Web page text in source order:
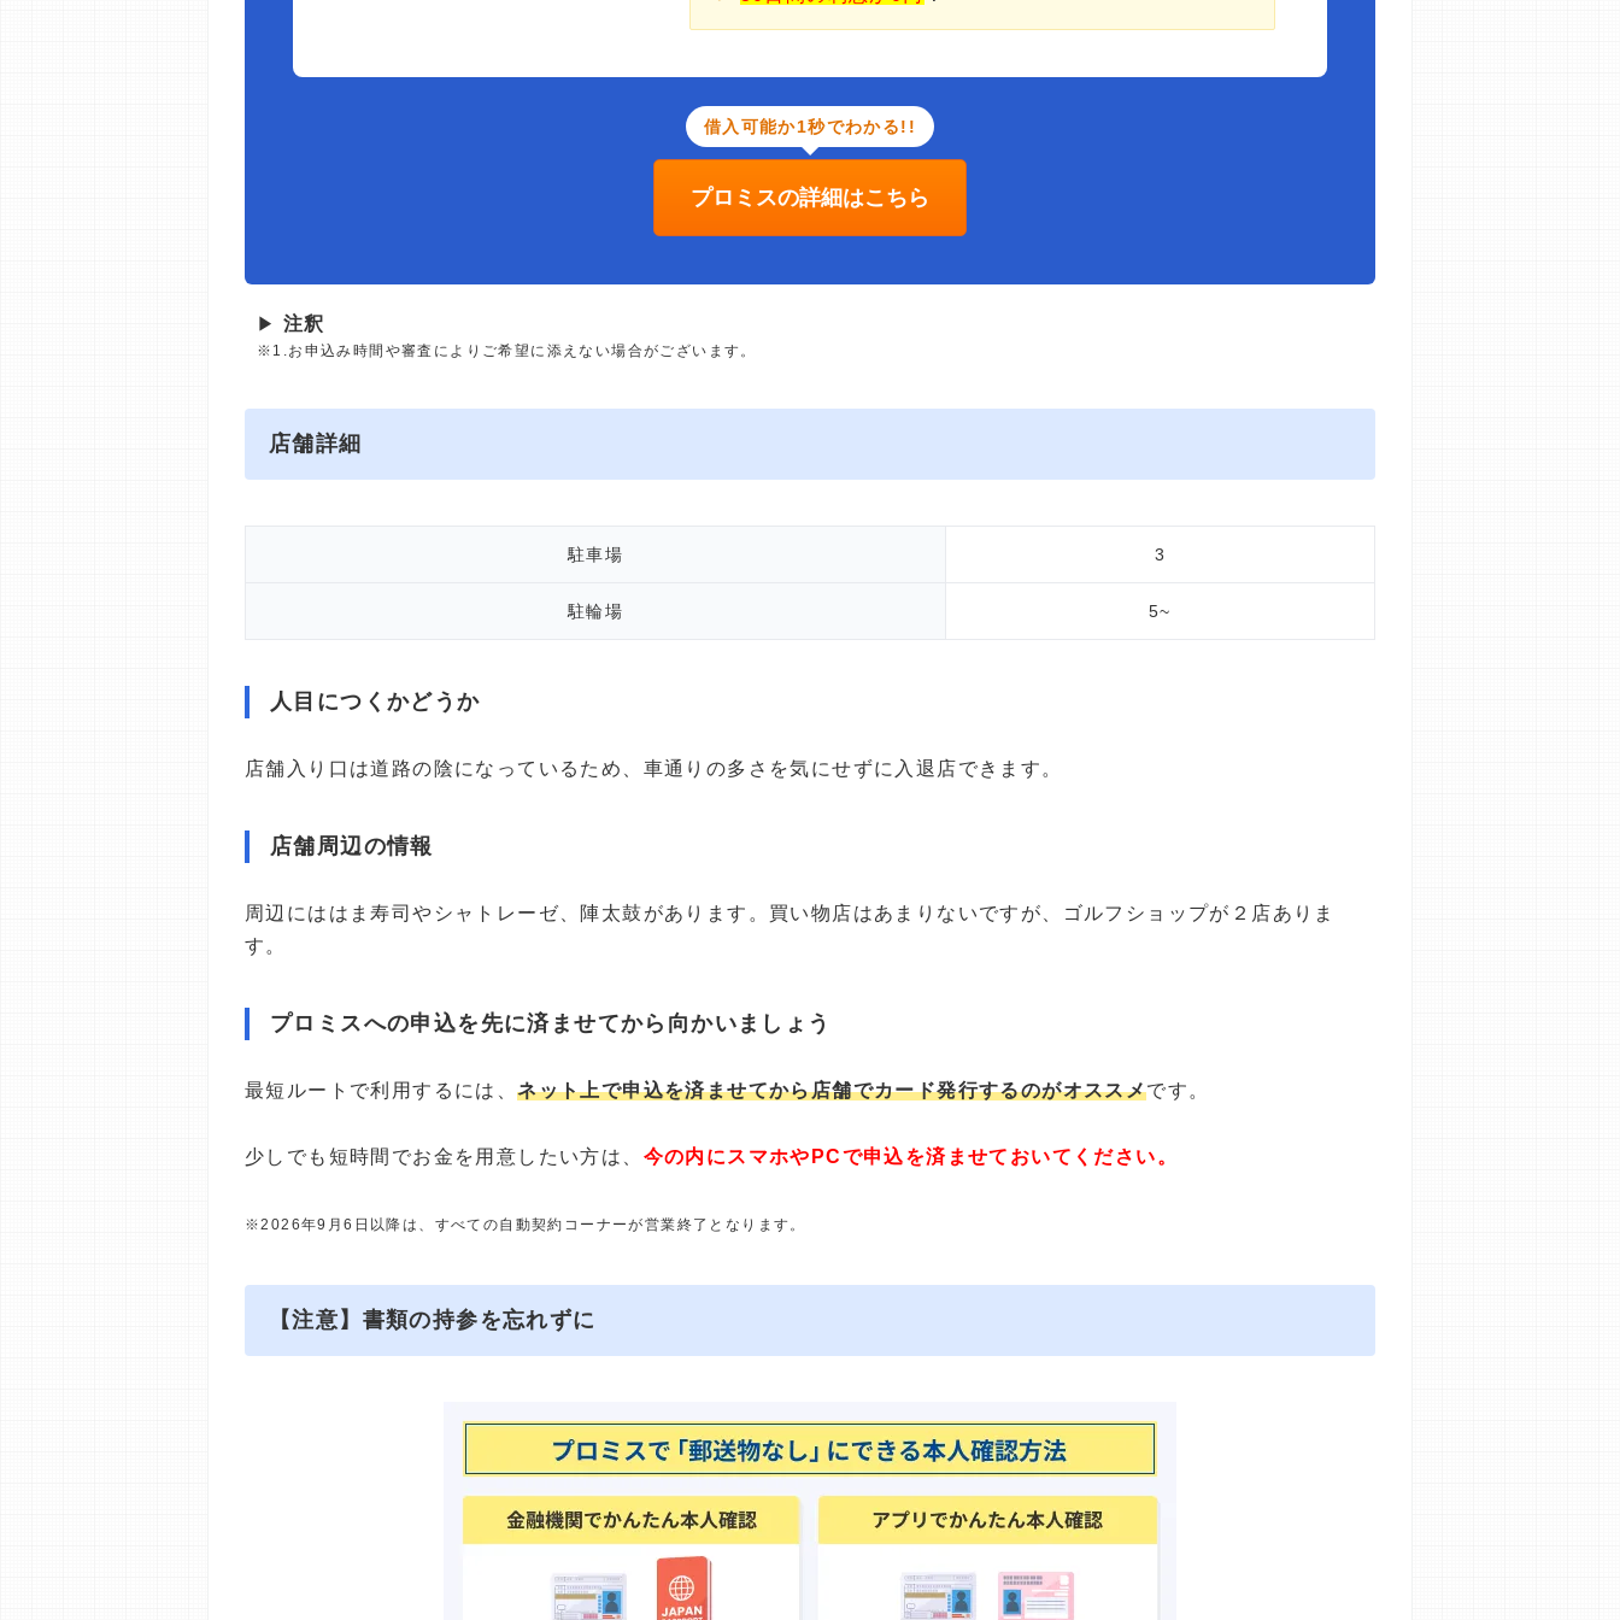
借入可能か1秒でわかる!!
プロミスの詳細はこちら
▶ 注釈
※1.お申込み時間や審査によりご希望に添えない場合がございます。
店舗詳細
駐車場 3
駐輪場 5~
人目につくかどうか
店舗入り口は道路の陰になっているため、車通りの多さを気にせずに入退店できます。
店舗周辺の情報
周辺にははま寿司やシャトレーゼ、陣太鼓があります。買い物店はあまりないですが、ゴルフショップが２店ありま
す。
プロミスへの申込を先に済ませてから向かいましょう
最短ルートで利用するには、ネット上で申込を済ませてから店舗でカード発行するのがオススメです。
少しでも短時間でお金を用意したい方は、 今の内にスマホやPCで申込を済ませておいてください。
※2026年9月6日以降は、すべての自動契約コーナーが営業終了となります。
【注意】書類の持参を忘れずに